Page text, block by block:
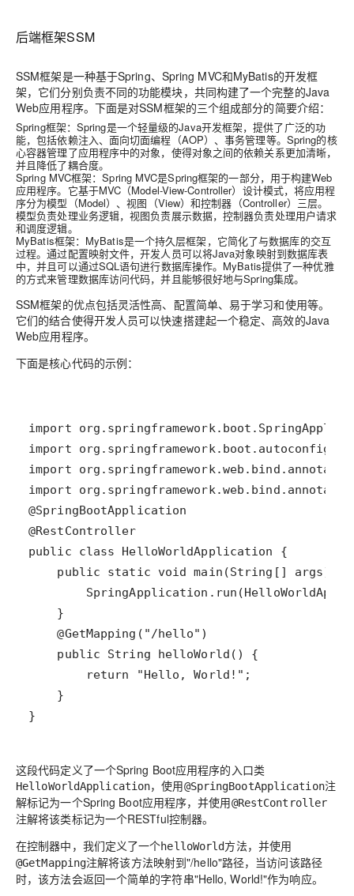
后端框架SSM
SSM框架是一种基于Spring、Spring MVC和MyBatis的开发框
架，它们分别负责不同的功能模块，共同构建了一个完整的Java
Web应用程序。下面是对SSM框架的三个组成部分的简要介绍：
Spring框架：Spring是一个轻量级的Java开发框架，提供了广泛的功
能，包括依赖注入、面向切面编程（AOP）、事务管理等。Spring的核
心容器管理了应用程序中的对象，使得对象之间的依赖关系更加清晰，
并且降低了耦合度。
Spring MVC框架：Spring MVC是Spring框架的一部分，用于构建Web
应用程序。它基于MVC（Model-View-Controller）设计模式，将应用程
序分为模型（Model）、视图（View）和控制器（Controller）三层。
模型负责处理业务逻辑，视图负责展示数据，控制器负责处理用户请求
和调度逻辑。
MyBatis框架：MyBatis是一个持久层框架，它简化了与数据库的交互
过程。通过配置映射文件，开发人员可以将Java对象映射到数据库表
中，并且可以通过SQL语句进行数据库操作。MyBatis提供了一种优雅
的方式来管理数据库访问代码，并且能够很好地与Spring集成。
SSM框架的优点包括灵活性高、配置简单、易于学习和使用等。
它们的结合使得开发人员可以快速搭建起一个稳定、高效的Java
Web应用程序。
下面是核心代码的示例：
}
这段代码定义了一个Spring Boot应用程序的入口类
HelloWorldApplication，使用@SpringBootApplication注
解标记为一个Spring Boot应用程序，并使用@RestController
注解将该类标记为一个RESTful控制器。
在控制器中，我们定义了一个helloWorld方法，并使用
@GetMapping注解将该方法映射到"/hello"路径，当访问该路径
时，该方法会返回一个简单的字符串"Hello, World!"作为响应。